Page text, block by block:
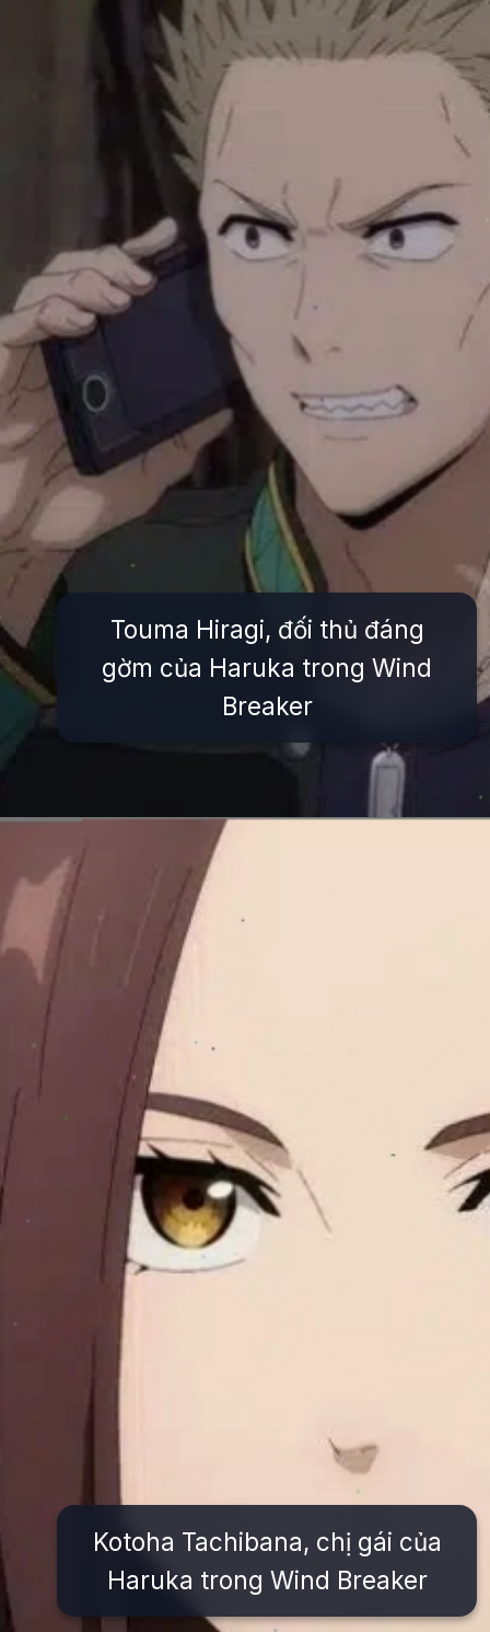
Touma Hiragi, đối thủ đáng
gờm của Haruka trong Wind
Breaker
Kotoha Tachibana, chị gái của
Haruka trong Wind Breaker